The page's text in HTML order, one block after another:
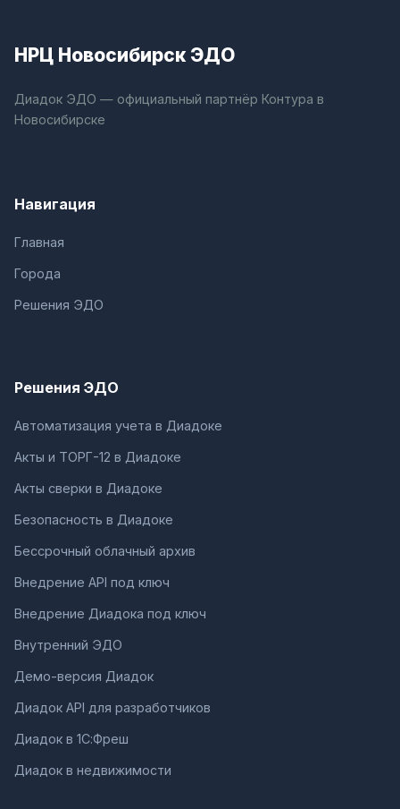
НРЦ Новосибирск ЭДО
Диадок ЭДО — официальный партнёр Контура в
Новосибирске
Навигация
Главная
Города
Решения ЭДО
Решения ЭДО
Автоматизация учета в Диадоке
Акты и ТОРГ-12 в Диадоке
Акты сверки в Диадоке
Безопасность в Диадоке
Бессрочный облачный архив
Внедрение API под ключ
Внедрение Диадока под ключ
Внутренний ЭДО
Демо-версия Диадок
Диадок API для разработчиков
Диадок в 1С:Фреш
Диадок в недвижимости